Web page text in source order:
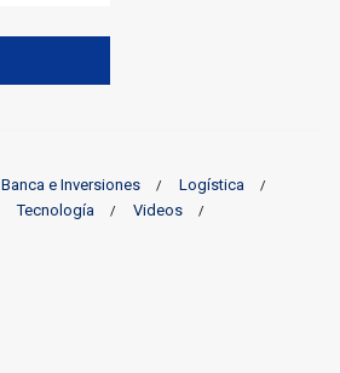
Banca e Inversiones
Logística
Tecnología
Videos